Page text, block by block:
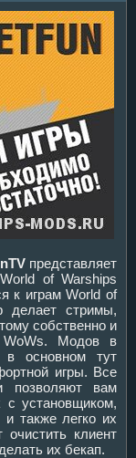
представляет
of Warships
к играм World of
делает стримы,
собственно и
Модов в
в основном тут
игры. Все
позволяют вам
с установщиком,
также легко их
клиент
их бекап.